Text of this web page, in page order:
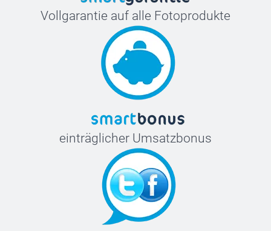
Vollgarantie auf alle Fotoprodukte
einträglicher Umsatzbonus